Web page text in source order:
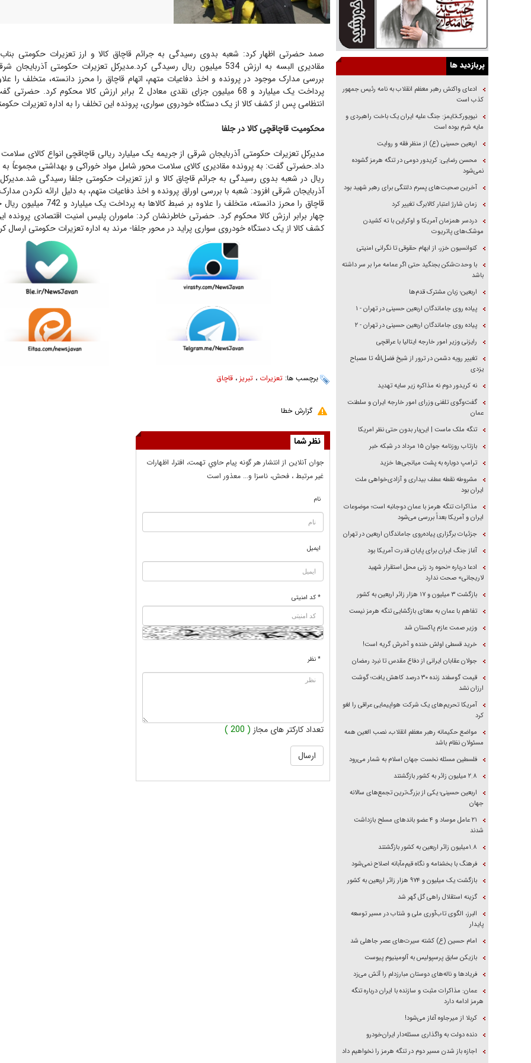
صمد حضرتی اظهار کرد: شعبه بدوی رسیدگی به جرائم قاچاق کالا و ارز تعزیرات حکومتی
مقادیری البسه به ارزش 534 میلیون ریال رسیدگی کرد.
مدیرکل تعزیرات حکومتی آذربایجان
بررسی مدارک موجود در پرونده و اخذ دفاعیات متهم، اتهام قاچاق را محرز دانسته، متخلف را
پرداخت یک میلیارد و 68 میلیون جزای نقدی معادل 2 برابر ارزش کالا محکوم کرد.
حضرتی
انتظامی پس از کشف کالا از یک دستگاه خودروی سواری، پرونده این تخلف را به اداره تعزیرات
محکومیت قاچاقچی کالا در جلفا
مدیرکل تعزیرات حکومتی آذربایجان شرقی از جریمه یک میلیارد ریالی قاچاقچی انواع کالای
داد.
ریال در شعبه بدوی رسیدگی به جرائم قاچاق کالا و ارز تعزیرات حکومتی جلفا رسیدگی شد.
آذربایجان شرقی افزود: شعبه با بررسی اوراق پرونده و اخذ دفاعیات متهم، به دلیل ارائه نکردن مدارک
قاچاق را محرز دانسته، متخلف را علاوه بر
چهار برابر ارزش کالا محکوم کرد. حضرتی خاطرنشان کرد: ماموران پلیس امنیت اقتصادی پرونده
کشف کالا از یک دستگاه خودروی سواری پراید در محور جلفا- مرند به اداره تعزیرات حکومتی ارسال
برچسب ها: تعزیرات ، تبریز، قاچاق
گزارش خطا
نظر شما
جوان آنلاين از انتشار هر گونه پيام حاوي تهمت، افترا، اظهارات
غير مرتبط ، فحش، ناسزا و... معذور است
نام
ایمیل
* کد امنیتی
* نظر
تعداد کارکتر های مجاز ( 200 )
پربازدید ها
ادعای واکنش رهبر معظم انقلاب به نامه رئیس جمهور
کذب است
نیویورک‌تایمز: جنگ علیه ایران یک باخت راهبردی و
مایه شرم بوده است
اربعین حسینی (ع) از منظر فقه و روایت
محسن رضایی: کریدور دومی در تنگه هرمز گشوده
نمی‌شود
آخرین صحبت‌های پسرم دلتنگی برای رهبر شهید بود
زمان شارژ اعتبار کالابرگ تغییر کرد
دردسر همزمان آمریکا و اوکراین با ته کشیدن
موشک‌های پاتریوت
کنوانسیون خزر، از ابهام حقوقی تا نگرانی امنیتی
با وحدت‌شکن بجنگید حتی اگر عمامه مرا بر سر داشته
باشد
اربعین؛ زبان مشترک قدم‌ها
پیاده روی جاماندگان اربعین حسینی در تهران - ۱
پیاده روی جاماندگان اربعین حسینی در تهران - ۲
رایزنی وزیر امور خارجه ایتالیا با عراقچی
تغییر رویه دشمن در ترور از شیخ فضل‌الله تا مصباح
یزدی
نه کریدور دوم نه مذاکره زیر سایه تهدید
گفت‌وگوی تلفنی وزرای امور خارجه ایران و سلطنت
عمان
تنگه ملک ماست | این‌بار بدون حتی نظر امریکا
بازتاب روزنامه جوان ۱۵ مرداد در شبکه خبر
ترامپ دوباره به پشت میانجی‌ها خزید
مشروطه نقطه عطف بیداری و آزادی‌خواهی ملت
ایران بود
مذاکرات تنگه هرمز با عمان دوجانبه است؛ موضوعات
ایران و آمریکا بعداً بررسی می‌شود
جزئیات برگزاری پیاده‌روی جاماندگان اربعین در تهران
آغاز جنگ ایران برای پایان قدرت آمریکا بود
ادعا درباره «نحوه رد زنی محل استقرار شهید
لاریجانی» صحت ندارد
بازگشت ۳ میلیون و ۱۷ هزار زائر اربعین به کشور
تفاهم با عمان به معنای بازگشایی تنگه هرمز نیست
وزیر صمت عازم پاکستان شد
خرید قسطی اولش خنده و آخرش گریه است!
جولان عقابان ایرانی از دفاع مقدس تا نبرد رمضان
قیمت گوسفند زنده ۳۰ درصد کاهش یافت؛ گوشت
ارزان نشد
آمریکا تحریم‌های یک شرکت هواپیمایی عراقی را لغو
کرد
مواضع حکیمانه رهبر معظم انقلاب، نصب العین همه
مسئولان نظام باشد
فلسطین مسئله نخست جهان اسلام به شمار می‌رود
۲.۸ میلیون زائر به کشور بازگشتند
اربعین حسینی؛ یکی از بزرگ‌ترین تجمع‌های سالانه
جهان
۲۱ عامل موساد و ۴ عضو باند‌های مسلح بازداشت
شدند
۱.۸میلیون زائر اربعین به کشور بازگشتند
فرهنگ با بخشنامه و نگاه قیم‌مآبانه اصلاح نمی‌شود
بازگشت یک میلیون و ۹۷۴ هزار زائر اربعین به کشور
گزینه استقلال راهی گل گهر شد
البرز، الگوی تاب‌آوری ملی و شتاب در مسیر توسعه
پایدار
امام حسین (ع) کشته سیرت‌های عصر جاهلی شد
بازیکن سابق پرسپولیس به آلومینیوم پیوست
فریاد‌ها و ناله‌های دوستان مبارزدلم را آتش می‌زد
عمان: مذاکرات مثبت و سازنده با ایران درباره تنگه
هرمز ادامه دارد
کربلا از میرجاوه آغاز می‌شود!
دنده دولت به واگذاری مسئله‌دار ایران‌خودرو
اجازه باز شدن مسیر دوم در تنگه هرمز را نخواهیم داد